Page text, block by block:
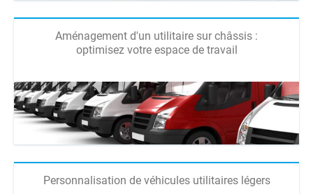
Aménagement d'un utilitaire sur châssis :
optimisez votre espace de travail
Personnalisation de véhicules utilitaires légers